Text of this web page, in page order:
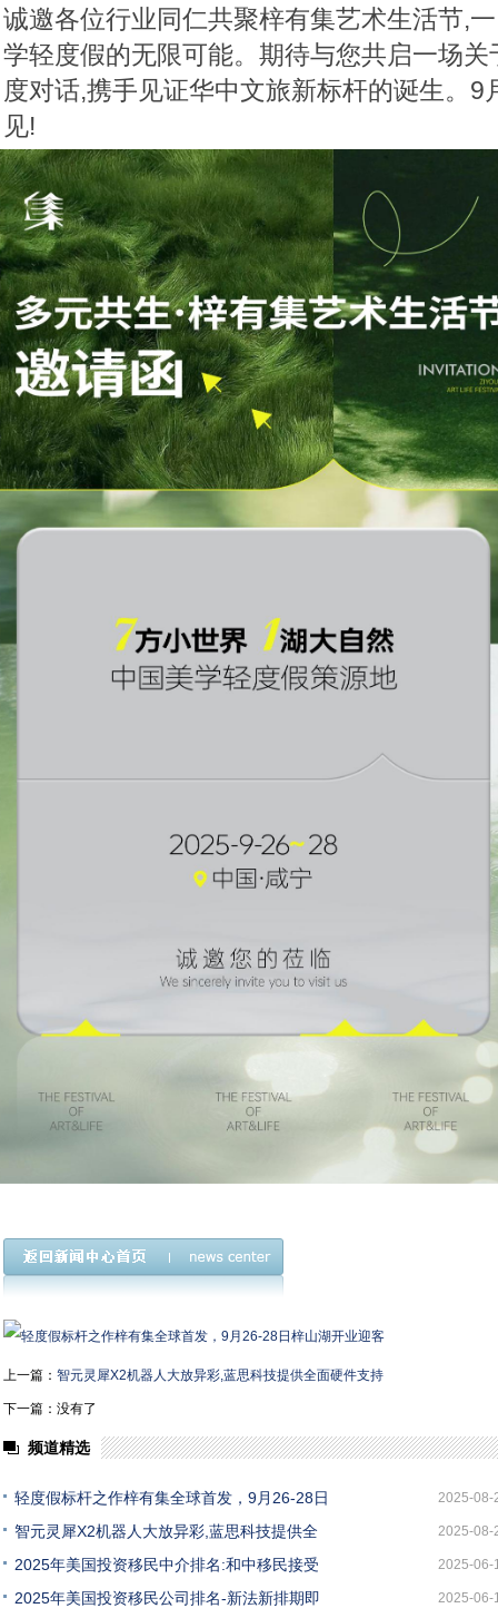
诚邀各位行业同仁共聚梓有集艺术生活节,
学轻度假的无限可能。期待与您共启一场
度对话,携手见证华中文旅新标杆的诞生。9
见!
上一篇： 智元灵犀X2机器人大放异彩,蓝思科技提供全面硬件支持
下一篇：没有了
频道精选
轻度假标杆之作梓有集全球首发，9月26-28日 2025-08-
智元灵犀X2机器人大放异彩,蓝思科技提供全 2025-08-
2025年美国投资移民中介排名:和中移民接受 2025-06-
2025年美国投资移民公司排名-新法新排期即 2025-06-